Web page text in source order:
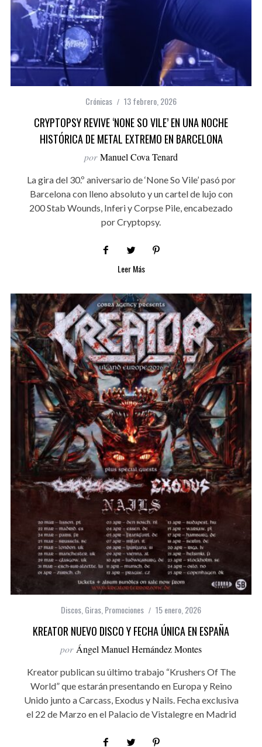
Crónicas 13 febrero, 2026
CRYPTOPSY REVIVE ‘NONE SO VILE’ EN UNA NOCHE
HISTÓRICA DE METAL EXTREMO EN BARCELONA
por Manuel Cova Tenard
La gira del 30.º aniversario de ‘None So Vile’ pasó por
Barcelona con lleno absoluto y un cartel de lujo con
200 Stab Wounds, Inferi y Corpse Pile, encabezado
por Cryptopsy.
Leer Más
Discos Giras Promociones 15 enero, 2026
KREATOR NUEVO DISCO Y FECHA ÚNICA EN ESPAÑA
por Ángel Manuel Hernández Montes
Kreator publican su último trabajo “Krushers Of The
World” que estarán presentando en Europa y Reino
Unido junto a Carcass, Exodus y Nails. Fecha exclusiva
el 22 de Marzo en el Palacio de Vistalegre en Madrid